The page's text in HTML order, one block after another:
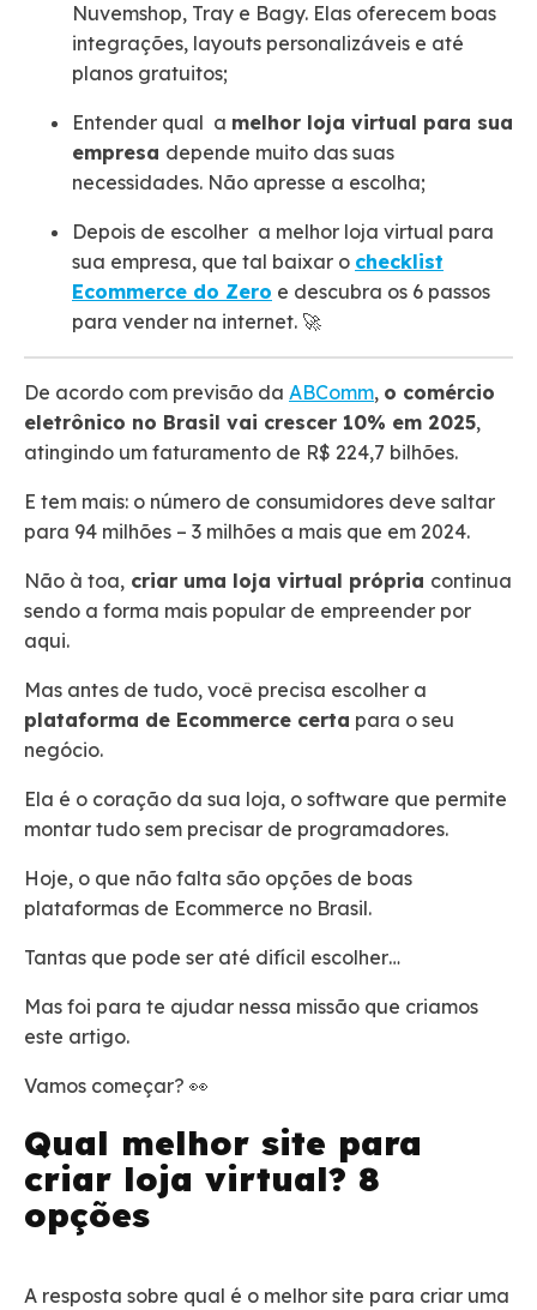
Nuvemshop, Tray e Bagy. Elas oferecem boas
integrações, layouts personalizáveis e até
planos gratuitos;
Entender qual a melhor loja virtual para sua
empresa depende muito das suas
necessidades. Não apresse a escolha;
Depois de escolher a melhor loja virtual para
sua empresa, que tal baixar o checklist
Ecommerce do Zero e descubra os 6 passos
para vender na internet. 🚀
De acordo com previsão da ABComm, o comércio
eletrônico no Brasil vai crescer 10% em 2025,
atingindo um faturamento de R$ 224,7 bilhões.
E tem mais: o número de consumidores deve saltar
para 94 milhões – 3 milhões a mais que em 2024.
Não à toa, criar uma loja virtual própria continua
sendo a forma mais popular de empreender por
aqui.
Mas antes de tudo, você precisa escolher a
plataforma de Ecommerce certa para o seu
negócio.
Ela é o coração da sua loja, o software que permite
montar tudo sem precisar de programadores.
Hoje, o que não falta são opções de boas
plataformas de Ecommerce no Brasil.
Tantas que pode ser até difícil escolher…
Mas foi para te ajudar nessa missão que criamos
este artigo.
Vamos começar? 👀
Qual melhor site para
criar loja virtual? 8
opções
A resposta sobre qual é o melhor site para criar uma